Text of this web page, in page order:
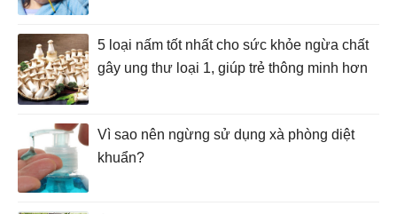
5 loại nấm tốt nhất cho sức khỏe ngừa chất
gây ung thư loại 1, giúp trẻ thông minh hơn
Vì sao nên ngừng sử dụng xà phòng diệt
khuẩn?